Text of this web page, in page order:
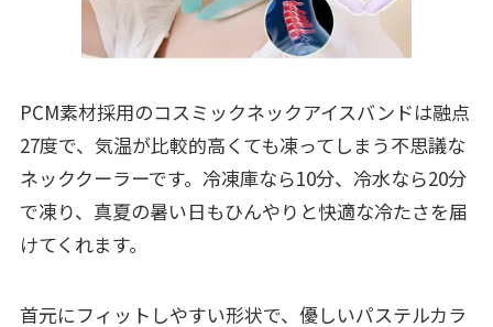
PCM素材採用のコスミックネックアイスバンドは融点
27度で、気温が比較的高くても凍ってしまう不思議な
ネッククーラーです。冷凍庫なら10分、冷水なら20分
で凍り、真夏の暑い日もひんやりと快適な冷たさを届
けてくれます。
首元にフィットしやすい形状で、優しいパステルカラ